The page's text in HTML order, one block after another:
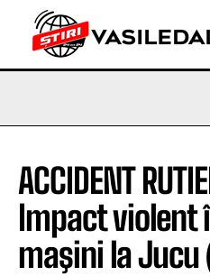
ACCIDENT
Impact violent
maşini la Jucu